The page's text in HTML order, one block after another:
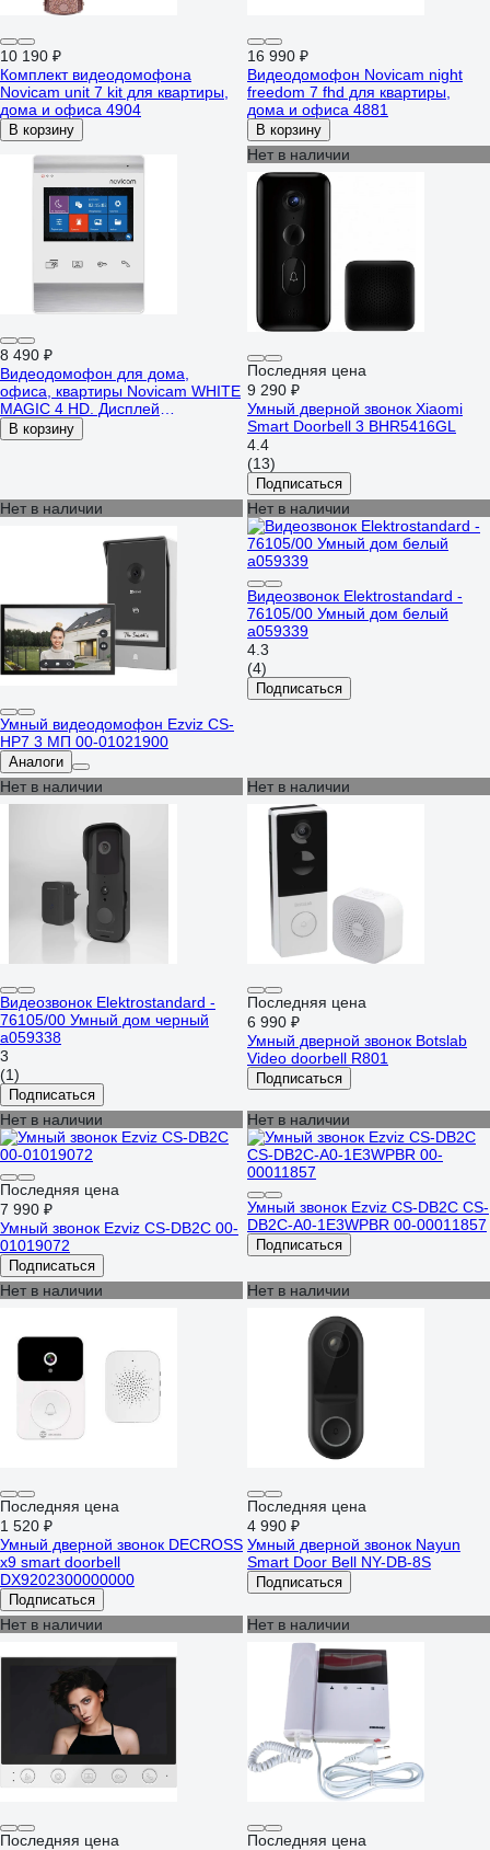
10 190 ₽
Комплект видеодомофона
Novicam unit 7 kit для квартиры,
дома и офиса 4904
В корзину
16 990 ₽
Видеодомофон Novicam night
freedom 7 fhd для квартиры,
дома и офиса 4881
В корзину
8 490 ₽
Видеодомофон для дома,
офиса, квартиры Novicam WHITE
MAGIC 4 HD. Дисплей
4.3.Функция Не
беспокоить.Запись фото/
сопряжения с поддержкой HOOK
4851
В корзину
Нет в наличии
Последняя цена
9 290 ₽
Умный дверной звонок Xiaomi
Smart Doorbell 3 BHR5416GL
4.4
(13)
Подписаться
Нет в наличии
Умный видеодомофон Ezviz CS-
HP7 3 MП 00-01021900
Аналоги
Нет в наличии
Видеозвонок Elektrostandard -
76105/00 Умный дом белый
a059339
4.3
(4)
Подписаться
Нет в наличии
Видеозвонок Elektrostandard -
76105/00 Умный дом черный
a059338
3
(1)
Подписаться
Нет в наличии
Последняя цена
6 990 ₽
Умный дверной звонок Botslab
Video doorbell R801
Подписаться
Нет в наличии
Последняя цена
7 990 ₽
Умный звонок Ezviz CS-DB2C 00-
01019072
Подписаться
Нет в наличии
Умный звонок Ezviz CS-DB2C CS-
DB2C-A0-1E3WPBR 00-00011857
Подписаться
Нет в наличии
Последняя цена
1 520 ₽
Умный дверной звонок DECROSS
x9 smart doorbell
DX9202300000000
Подписаться
Нет в наличии
Последняя цена
4 990 ₽
Умный дверной звонок Nayun
Smart Door Bell NY-DB-8S
Подписаться
Нет в наличии
Последняя цена
Нет в наличии
Последняя цена